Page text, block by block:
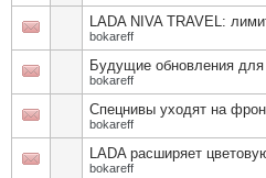
LADA NIVA TRAVEL:
bokareff
Будущие обновления
bokareff
Спецнивы уходят на
bokareff
LADA расширяет
bokareff